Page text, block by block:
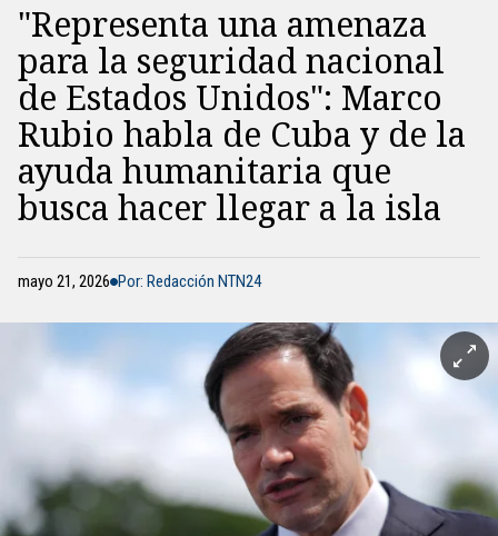
"Representa una amenaza
para la seguridad nacional
de Estados Unidos": Marco
Rubio habla de Cuba y de la
ayuda humanitaria que
busca hacer llegar a la isla
mayo 21, 2026 Por: Redacción NTN24